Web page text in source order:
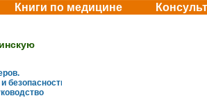
Книги по медицине
безопасность.